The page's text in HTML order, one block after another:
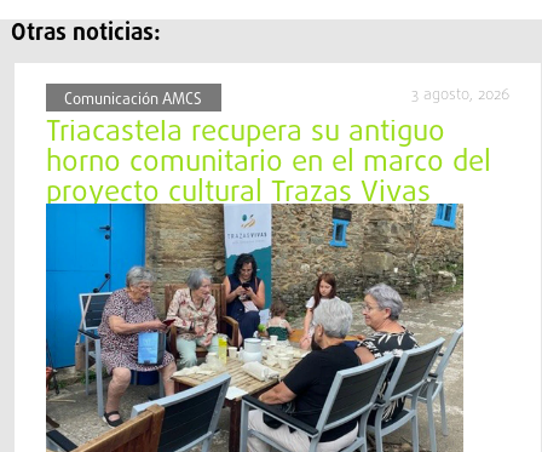
Otras noticias:
Comunicación AMCS 3 agosto, 2026
Triacastela recupera su antiguo
horno comunitario en el marco del
proyecto cultural Trazas Vivas